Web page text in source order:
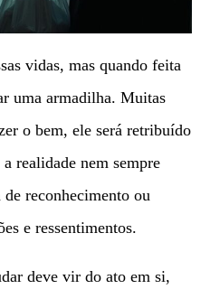
vidas, mas quando feita
uma armadilha. Muitas
o bem, ele será retribuído
realidade nem sempre
reconhecimento ou
e ressentimentos.
deve vir do ato em si,